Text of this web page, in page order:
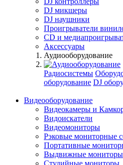
DJ микшеры
DJ наушники
Проигрыватели
СD и
Аксессуары
Аудиооборудование
Радиосистемы
оборудование DJ
Видеооборудование
Видеокамеры и
Видоискатели
Видеомониторы
Рэковые мониторные
Портативные
Выдвижные мониторы